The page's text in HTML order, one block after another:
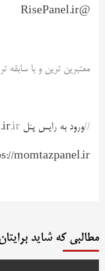
@RisePanel.ir
معتبرین ترین و با
//ورود به رایس پنل RisePanel.ir .ir
momtazpanel.ir
مطالبی که شاید